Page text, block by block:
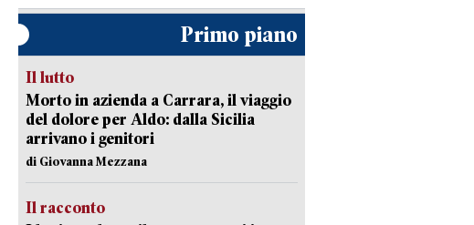
Primo piano
Il lutto
Morto in azienda a Carrara, il viaggio
del dolore per Aldo: dalla Sicilia
arrivano i genitori
di Giovanna Mezzana
Il racconto